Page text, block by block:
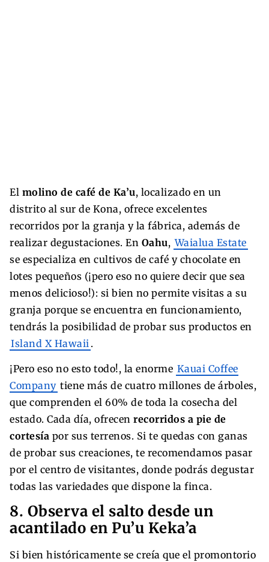
El molino de café de Ka’u, localizado en un
distrito al sur de Kona, ofrece excelentes
recorridos por la granja y la fábrica, además de
realizar degustaciones. En Oahu, Waialua Estate
se especializa en cultivos de café y chocolate en
lotes pequeños (¡pero eso no quiere decir que sea
menos delicioso!): si bien no permite visitas a su
granja porque se encuentra en funcionamiento,
tendrás la posibilidad de probar sus productos en
Island X Hawaii .
¡Pero eso no esto todo!, la enorme Kauai Coffee
Company tiene más de cuatro millones de árboles,
que comprenden el 60% de toda la cosecha del
estado. Cada día, ofrecen recorridos a pie de
cortesía por sus terrenos. Si te quedas con ganas
de probar sus creaciones, te recomendamos pasar
por el centro de visitantes, donde podrás degustar
todas las variedades que dispone la finca.
8. Observa el salto desde un
acantilado en Pu’u Keka’a
Si bien históricamente se creía que el promontorio